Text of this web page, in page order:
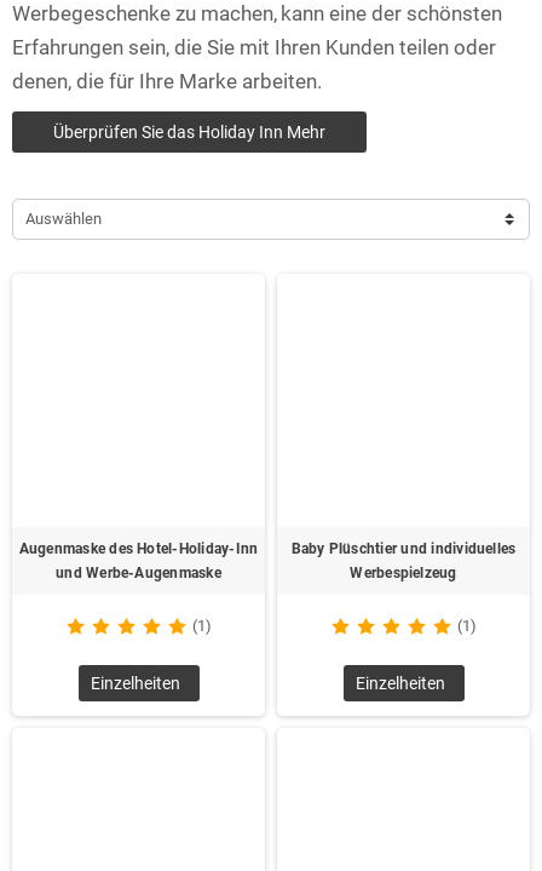
Werbegeschenke zu machen, kann eine der schönsten
Erfahrungen sein, die Sie mit Ihren Kunden teilen oder
denen, die für Ihre Marke arbeiten.
Überprüfen Sie das Holiday Inn Mehr
Auswählen
Augenmaske des Hotel-Holiday-Inn
und Werbe-Augenmaske
(1)
Einzelheiten
Baby Plüschtier und individuelles
Werbespielzeug
(1)
Einzelheiten